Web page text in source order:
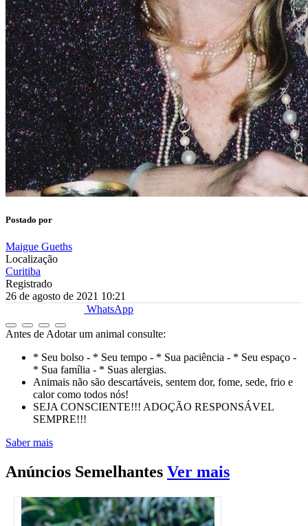
Postado por
Maigue Gueths
Localização
Curitiba
Registrado
26 de agosto de 2021 10:21
WhatsApp
Antes de Adotar um animal consulte:
* Seu bolso - * Seu tempo - * Sua paciência - * Seu espaço -
* Sua família - * Suas alergias.
Animais não são descartáveis, sentem dor, fome, sede, frio e
calor como todos nós!
SEJA CONSCIENTE!!! ADOÇÃO RESPONSÁVEL
SEMPRE!!!
Saber mais
Anúncios Semelhantes Ver mais